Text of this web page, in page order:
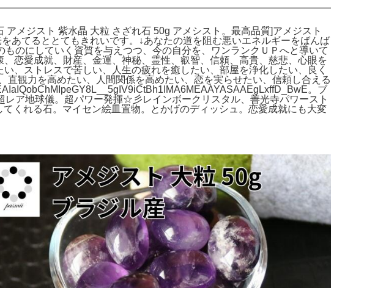
メジスト 紫水晶 大粒 さざれ石 50g アメシスト。最高品質]アメジスト
あてるととてもきれいです。↓あなたの道を阻む悪いエネルギーをばんば
のにしていく資質を与えつつ、今の自分を、ワンランクＵＰへと導いて
恋愛成就、財産、金運、神秘、霊性、叡智、信頼、高貴、慈悲、心眼を
、ストレスで苦しい、人生の疲れを癒したい、部屋を浄化したい、良く
観力を高めたい、人間関係を高めたい、恋を実らせたい、信頼し合える
。ブ
ア地球儀。超パワー発揮☆彡レインボークリスタル、善光寺パワースト
くれる石。マイセン絵皿置物。とかげのディッシュ。恋愛成就にも大変